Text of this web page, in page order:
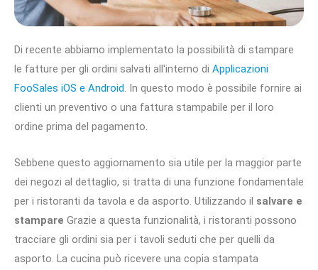
Di recente abbiamo implementato la possibilità di stampare
le fatture per gli ordini salvati all'interno di Applicazioni
FooSales iOS e Android. In questo modo è possibile fornire ai
clienti un preventivo o una fattura stampabile per il loro
ordine prima del pagamento.
Sebbene questo aggiornamento sia utile per la maggior parte
dei negozi al dettaglio, si tratta di una funzione fondamentale
per i ristoranti da tavola e da asporto. Utilizzando il salvare e
stampare Grazie a questa funzionalità, i ristoranti possono
tracciare gli ordini sia per i tavoli seduti che per quelli da
asporto. La cucina può ricevere una copia stampata